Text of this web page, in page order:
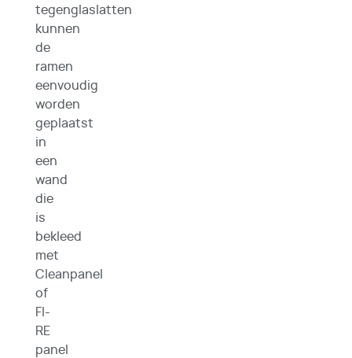
tegenglaslatten
kunnen
de
ramen
eenvoudig
worden
geplaatst
in
een
wand
die
is
bekleed
met
Cleanpanel
of
FI-
RE
panel